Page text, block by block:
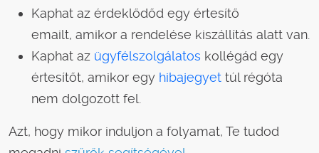
Kaphat az érdeklődőd egy értesítő
emailt, amikor a rendelése kiszállítás alatt van.
Kaphat az ügyfélszolgálatos kollégád egy
értesítőt, amikor egy hibajegyet túl régóta
nem dolgozott fel.
Azt, hogy mikor induljon a folyamat, Te tudod